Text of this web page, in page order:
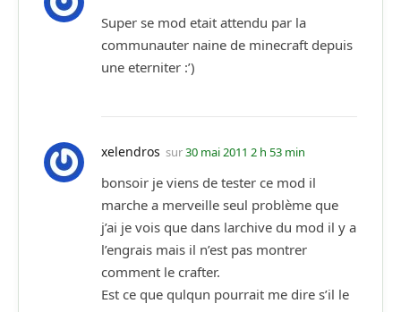
Super se mod etait attendu par la
communauter naine de minecraft depuis
une eterniter :’)
xelendros sur30 mai 2011 2 h 53 min
bonsoir je viens de tester ce mod il
marche a merveille seul problème que
j’ai je vois que dans larchive du mod il y a
l’engrais mais il n’est pas montrer
comment le crafter.
Est ce que qulqun pourrait me dire s’il le